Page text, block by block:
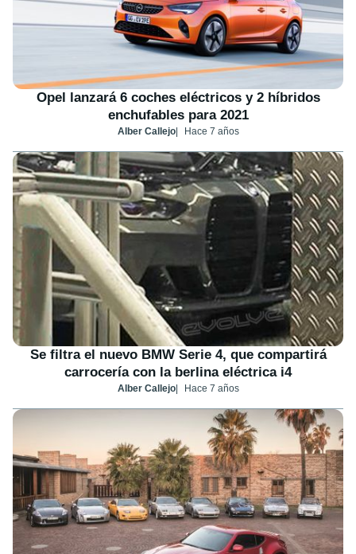
Opel lanzará 6 coches eléctricos y 2 híbridos
enchufables para 2021
Alber Callejo Hace 7 años
Se filtra el nuevo BMW Serie 4, que compartirá
carrocería con la berlina eléctrica i4
Alber Callejo Hace 7 años